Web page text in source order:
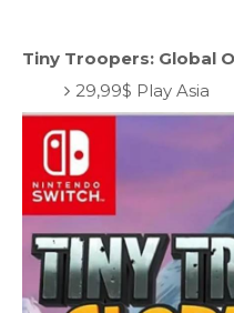
Tiny Troopers: Global
29,99$ Play Asia